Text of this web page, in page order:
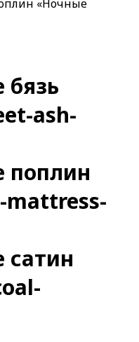
«Ночные
бязь
поплин
сатин